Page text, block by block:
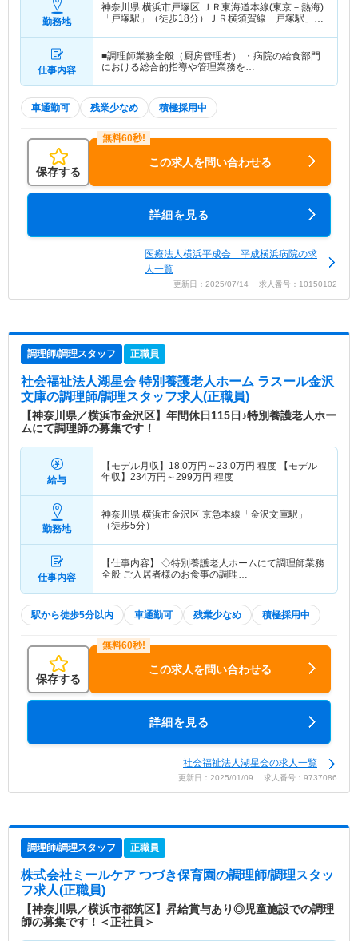
勤務地
神奈川県 横浜市戸塚区 ＪＲ東海道本線(東京－熱海)
「戸塚駅」（徒歩18分）ＪＲ横須賀線「戸塚駅」
仕事内容
■調理師業務全般（厨房管理者） ・病院の給食部門
における総合的指導や管理業務を…
車通勤可 残業少なめ 積極採用中
保存する
この求人を問い合わせる
詳細を見る
医療法人横浜平成会 平成横浜病院の求
人一覧
更新日：2025/07/14 求人番号：10150102
調理師/調理スタッフ 正職員
社会福祉法人湖星会 特別養護老人ホーム ラスール金沢
文庫の調理師/調理スタッフ求人(正職員)
【神奈川県／横浜市金沢区】年間休日115日♪特別養護老人ホー
ムにて調理師の募集です！
給与
【モデル月収】 18.0万円～23.0万円 程度 【モデル
年収】 234万円～299万円 程度
勤務地
神奈川県 横浜市金沢区 京急本線「金沢文庫駅」
（徒歩5分）
仕事内容
【仕事内容】 ◇特別養護老人ホームにて調理師業務
全般 ご入居者様のお食事の調理…
駅から徒歩5分以内 車通勤可 残業少なめ 積極採用中
保存する
この求人を問い合わせる
詳細を見る
社会福祉法人湖星会の求人一覧
更新日：2025/01/09 求人番号：9737086
調理師/調理スタッフ 正職員
株式会社ミールケア つづき保育園の調理師/調理スタッ
フ求人(正職員)
【神奈川県／横浜市都筑区】昇給賞与あり◎児童施設での調理
師の募集です！＜正社員＞